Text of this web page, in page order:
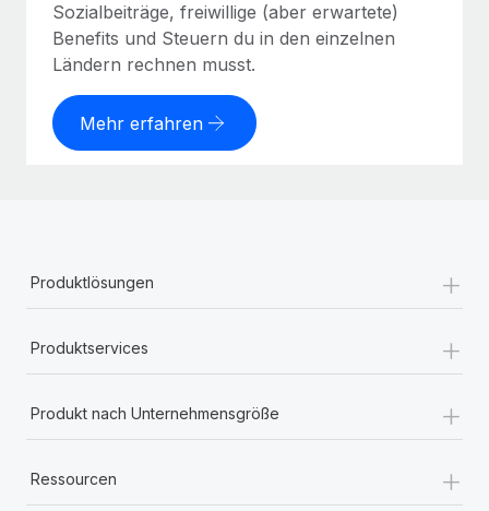
Sozialbeiträge, freiwillige (aber erwartete)
Benefits und Steuern du in den einzelnen
Ländern rechnen musst.
Mehr erfahren
Produktlösungen +
Produktservices +
Produkt nach Unternehmensgröße +
Ressourcen +